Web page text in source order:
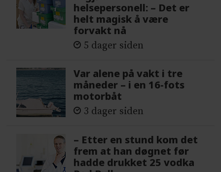
helsepersonell: – Det er
helt magisk å være
forvakt nå
5 dager siden
Var alene på vakt i tre
måneder – i en 16-fots
motorbåt
3 dager siden
– Etter en stund kom det
frem at han døgnet før
hadde drukket 25 vodka